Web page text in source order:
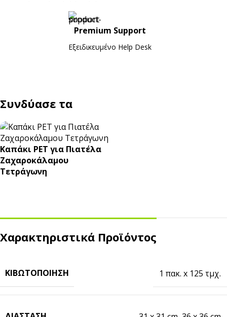
Premium Support
Εξειδικευμένο Ηelp Desk
Συνδύασε τα
Καπάκι PET για Πιατέλα
Ζαχαροκάλαμου
Τετράγωνη
Χαρακτηριστικά Προϊόντος
ΚΙΒΩΤΟΠΟΊΗΣΗ 1 πακ. x 125 τμχ.